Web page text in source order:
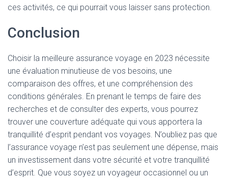
ces activités, ce qui pourrait vous laisser sans protection.
Conclusion
Choisir la meilleure assurance voyage en 2023 nécessite
une évaluation minutieuse de vos besoins, une
comparaison des offres, et une compréhension des
conditions générales. En prenant le temps de faire des
recherches et de consulter des experts, vous pourrez
trouver une couverture adéquate qui vous apportera la
tranquillité d’esprit pendant vos voyages. N’oubliez pas que
l’assurance voyage n’est pas seulement une dépense, mais
un investissement dans votre sécurité et votre tranquillité
d’esprit. Que vous soyez un voyageur occasionnel ou un